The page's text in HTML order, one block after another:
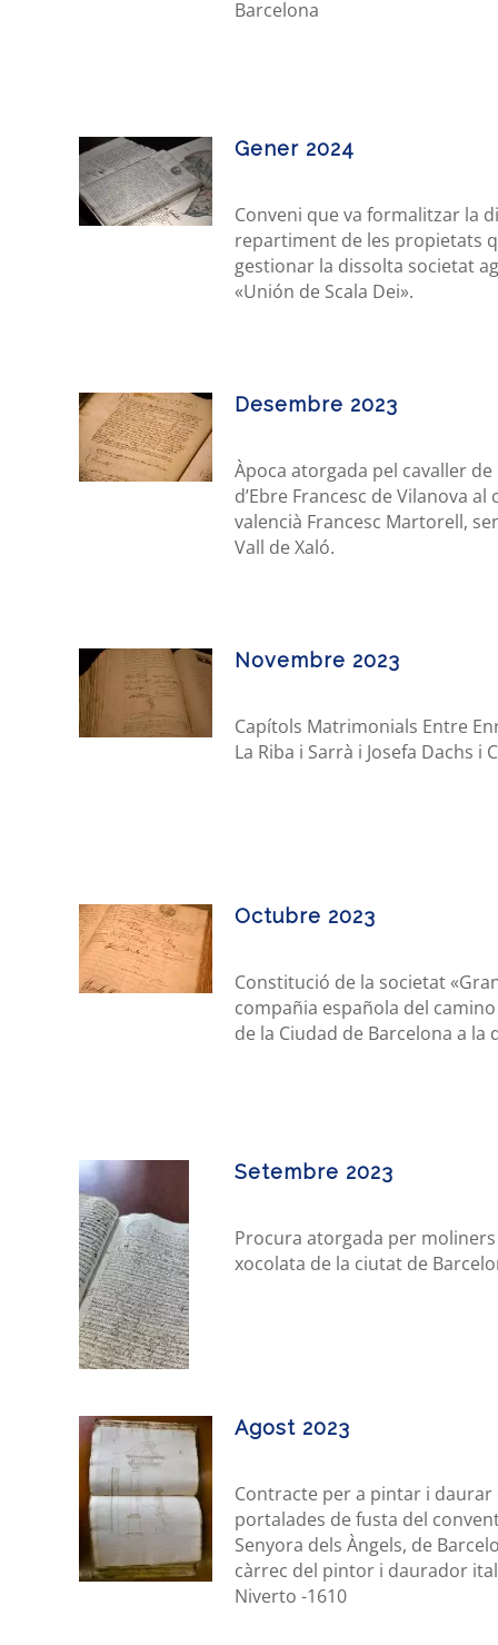
Barcelona
Gener 2024
Conveni que va formalitzar la
repartiment de les propietats
gestionar la dissolta societat
«Unión de Scala Dei».
Desembre 2023
Àpoca atorgada pel cavaller
d’Ebre Francesc de Vilanova al
valencià Francesc Martorell,
Vall de Xaló.
Novembre 2023
Capítols Matrimonials Entre
La Riba i Sarrà i Josefa Dachs i
Octubre 2023
Constitució de la societat
compañia española del
de la Ciudad de Barcelona a la
Setembre 2023
Procura atorgada per
xocolata de la ciutat de
Agost 2023
Contracte per a pintar i daurar
portalades de fusta del
Senyora dels Àngels, de
càrrec del pintor i daurador
Niverto -1610